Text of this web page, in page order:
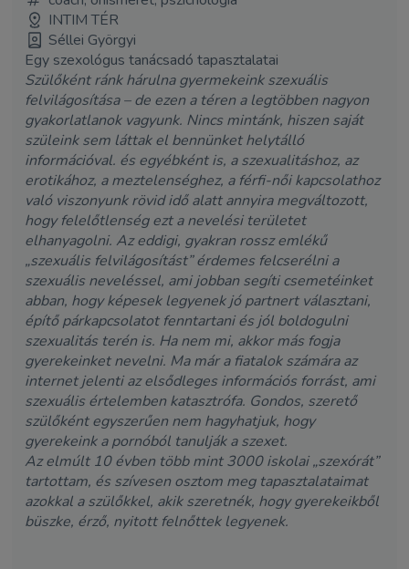
INTIM TÉR
Séllei Györgyi
Egy szexológus tanácsadó tapasztalatai
Szülőként ránk hárulna gyermekeink szexuális
felvilágosítása – de ezen a téren a legtöbben nagyon
gyakorlatlanok vagyunk. Nincs mintánk, hiszen saját
szüleink sem láttak el bennünket helytálló
információval. és egyébként is, a szexualitáshoz, az
erotikához, a meztelenséghez, a férfi-női kapcsolathoz
való viszonyunk rövid idő alatt annyira megváltozott,
hogy felelőtlenség ezt a nevelési területet
elhanyagolni. Az eddigi, gyakran rossz emlékű
„szexuális felvilágosítást” érdemes felcserélni a
szexuális neveléssel, ami jobban segíti csemetéinket
abban, hogy képesek legyenek jó partnert választani,
építő párkapcsolatot fenntartani és jól boldogulni
szexualitás terén is. Ha nem mi, akkor más fogja
gyerekeinket nevelni. Ma már a fiatalok számára az
internet jelenti az elsődleges információs forrást, ami
szexuális értelemben katasztrófa. Gondos, szerető
szülőként egyszerűen nem hagyhatjuk, hogy
gyerekeink a pornóból tanulják a szexet.
Az elmúlt 10 évben több mint 3000 iskolai „szexórát”
tartottam, és szívesen osztom meg tapasztalataimat
azokkal a szülőkkel, akik szeretnék, hogy gyerekeikből
büszke, érző, nyitott felnőttek legyenek.